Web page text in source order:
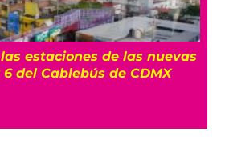
¿cuándo será el próximo
visible en México?